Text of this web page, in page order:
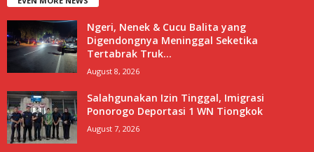
Ngeri, Nenek & Cucu Balita yang
Digendongnya Meninggal Seketika
Tertabrak Truk...
August 8, 2026
Salahgunakan Izin Tinggal, Imigrasi
Ponorogo Deportasi 1 WN Tiongkok
August 7, 2026